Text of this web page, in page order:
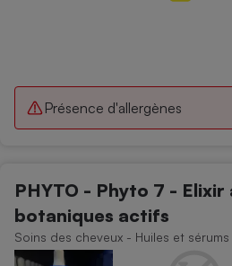
Présence d'allergènes
PHYTO - Phyto 7 -
botaniques actifs
Soins des cheveux - Huiles et